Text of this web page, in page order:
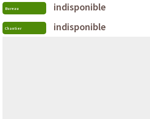
Bureau indisponible
Chantier indisponible